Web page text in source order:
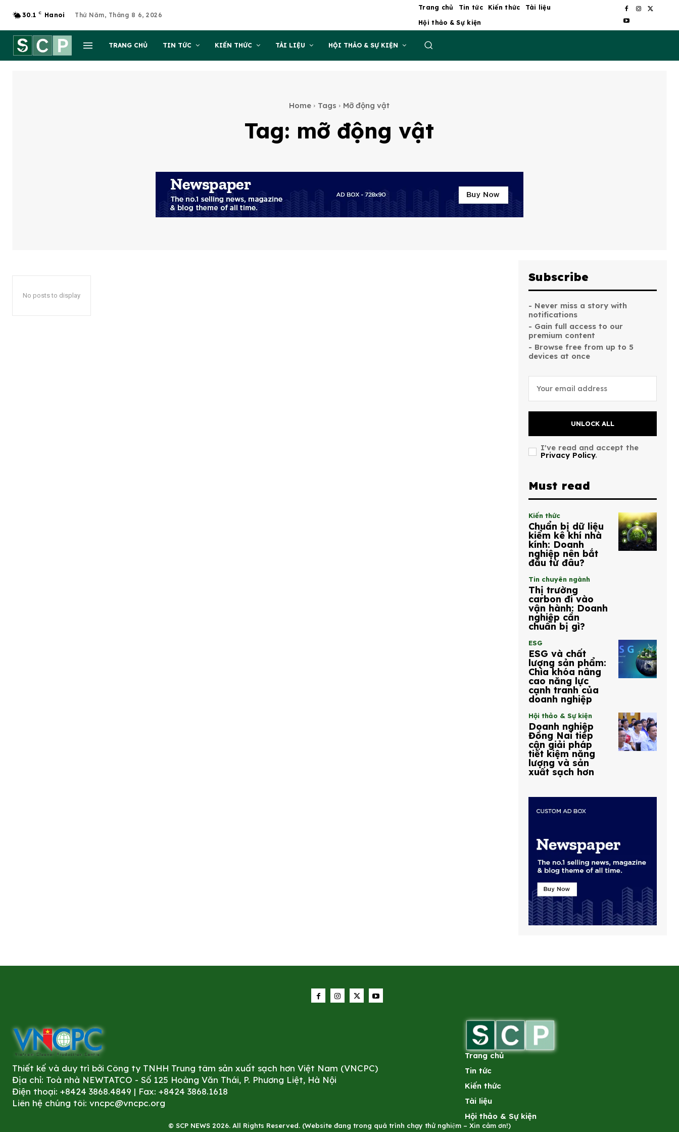
30.1 C Hanoi Thứ Năm, Tháng 8 6, 2026
Trang chủ Tin tức Kiến thức
Tài liệu
Hội thảo & Sự kiện
TRANG CHỦ TIN TỨC KIẾN THỨC TÀI LIỆU HỘI THẢO & SỰ KIỆN
Home Tags Mỡ động vật
Tag: mỡ động vật
No posts to display
Subscribe
- Never miss a story with
notifications
- Gain full access to our
premium content
- Browse free from up to 5
devices at once
UNLOCK ALL
I've read and accept the
Privacy Policy.
Must read
Kiến thức
Chuẩn bị dữ liệu
kiểm kê khí nhà
kính: Doanh
nghiệp nên bắt
đầu từ đâu?
Tin chuyên ngành
Thị trường
carbon đi vào
vận hành: Doanh
nghiệp cần
chuẩn bị gì?
ESG
ESG và chất
lượng sản phẩm:
Chìa khóa nâng
cao năng lực
cạnh tranh của
doanh nghiệp
Hội thảo & Sự kiện
Doanh nghiệp
Đồng Nai tiếp
cận giải pháp
tiết kiệm năng
lượng và sản
xuất sạch hơn
Thiết kế và duy trì bởi Công ty TNHH Trung tâm sản xuất sạch hơn Việt Nam (VNCPC)
Địa chỉ: Toà nhà NEWTATCO - Số 125 Hoàng Văn Thái, P. Phương Liệt, Hà Nội
Điện thoại: +8424 3868.4849 | Fax: +8424 3868.1618
Liên hệ chúng tôi: vncpc@vncpc.org
Trang chủ
Tin tức
Kiến thức
Tài liệu
Hội thảo & Sự kiện
© SCP NEWS 2026. All Rights Reserved. (Website đang trong quá trình chạy thử nghiệm – Xin cảm ơn!)